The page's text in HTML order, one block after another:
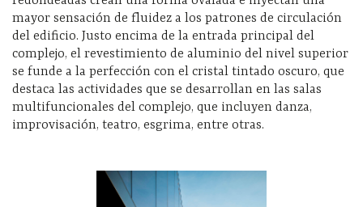
mayor sensación de fluidez a los patrones de circulación
del edificio. Justo encima de la entrada principal del
complejo, el revestimiento de aluminio del nivel superior
se funde a la perfección con el cristal tintado oscuro, que
destaca las actividades que se desarrollan en las salas
multifuncionales del complejo, que incluyen danza,
improvisación, teatro, esgrima, entre otras.